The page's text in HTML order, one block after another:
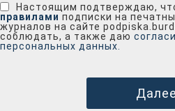
Настоящим подтверждаю,
правилами подписки на
журналов на сайте
соблюдать, а также даю
персональных данных.
Далее